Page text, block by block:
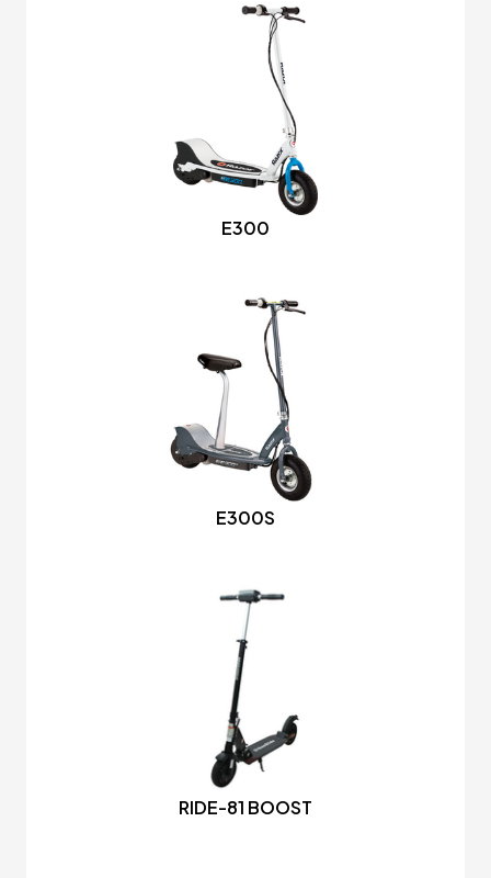
E300
E300S
RIDE-81 BOOST